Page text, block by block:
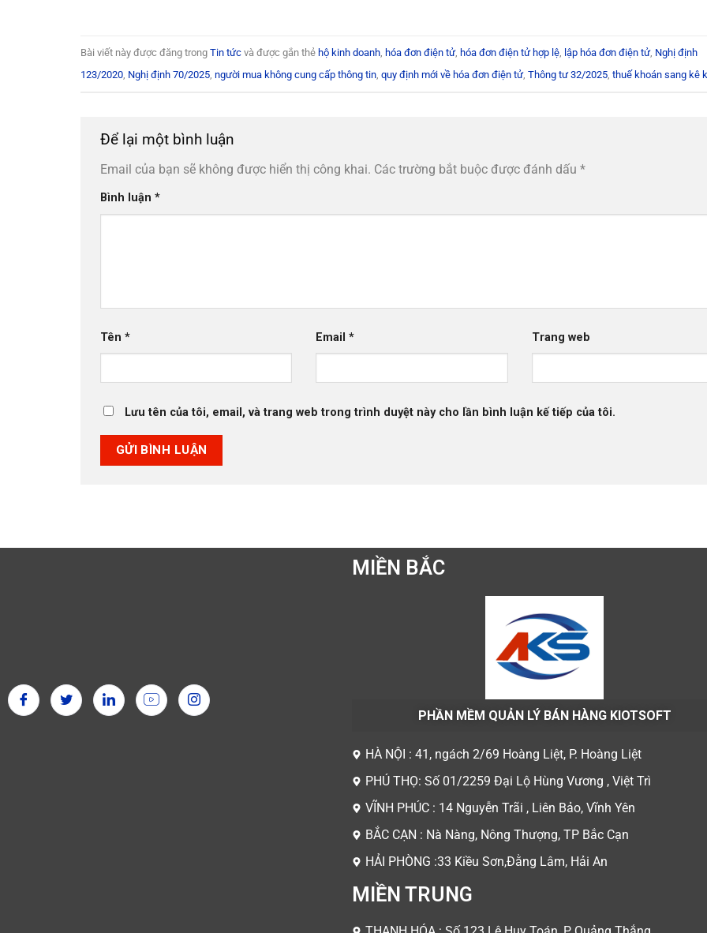
Bài viết này được đăng trong Tin tức và được gắn thẻ hộ kinh doanh hóa đơn điện tử, hóa đơn điện tử hợp lệ lập hóa đơn điện tử, Nghị định
123/2020 Nghị định 70/2025 người mua không cung cấp thông tin quy định mới về hóa đơn điện tử, Thông tư 32/2025 thuế khoán sang kê
Để lại một bình luận
Email của bạn sẽ không được hiển thị công khai. Các trường bắt buộc được đánh dấu *
Bình luận *
Tên * Email* Trang web
Lưu tên của tôi, email, và trang web trong trình duyệt này cho lần bình luận kế tiếp của tôi.
MIỀN BẮC
PHẦN MỀM QUẢN LÝ BÁN HÀNG KIOTSOFT
HÀ NỘI : 41, ngách 2/69 Hoàng Liệt, P. Hoàng Liệt
PHÚ THỌ: Số 01/2259 Đại Lộ Hùng Vương , Việt Trì
VĨNH PHÚC : 14 Nguyễn Trãi , Liên Bảo, Vĩnh Yên
BẮC CẠN : Nà Nàng, Nông Thượng, TP Bắc Cạn
HẢI PHÒNG :33 Kiều Sơn,Đằng Lâm, Hải An
MIỀN TRUNG